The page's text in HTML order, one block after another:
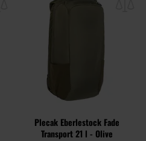
Plecak Eberlestock Fade
Transport 21 l - Olive